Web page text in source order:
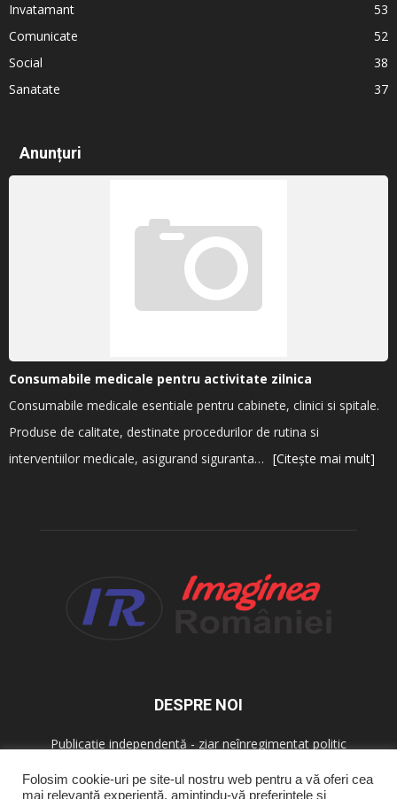
Invatamant
53
Comunicate
52
Social
38
Sanatate
37
Anunțuri
Consumabile medicale pentru activitate zilnica
Consumabile medicale esentiale pentru cabinete, clinici si spitale.
Produse de calitate, destinate procedurilor de rutina si
interventiilor medicale, asigurand siguranta… [Citește mai mult]
DESPRE NOI
Publicație independentă - ziar neînregimentat politic
Folosim cookie-uri pe site-ul nostru web pentru a vă oferi cea
mai relevantă experiență, amintindu-vă preferințele și